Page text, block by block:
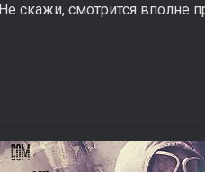
Не скажи, смотрится вполне